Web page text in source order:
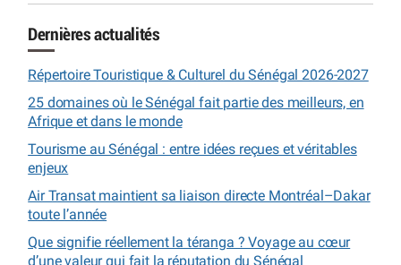
Dernières actualités
Répertoire Touristique & Culturel du Sénégal 2026-2027
25 domaines où le Sénégal fait partie des meilleurs, en
Afrique et dans le monde
Tourisme au Sénégal : entre idées reçues et véritables
enjeux
Air Transat maintient sa liaison directe Montréal–Dakar
toute l’année
Que signifie réellement la téranga ? Voyage au cœur
d’une valeur qui fait la réputation du Sénégal